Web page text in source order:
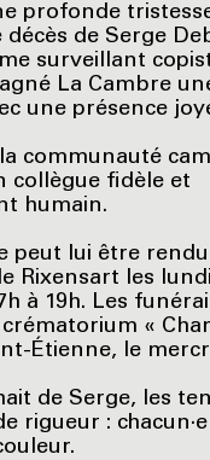
profonde
décès de Serge
surveillant
La Cambre
une présence
communauté
collègue fidèle et
humain.
peut lui être rendu
Rixensart les
à 19h. Les
«
Étienne, le
de Serge, les
rigueur :